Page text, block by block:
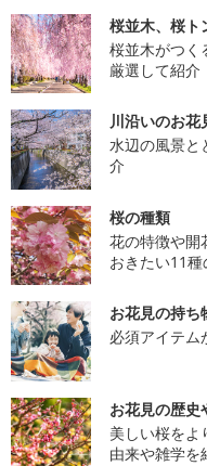
桜並木、桜ト
桜並木がつく
厳選して紹介
川沿いのお
水辺の風景と
介
桜の種類
花の特徴や開
おきたい11
お花見の持ち
必須アイテム
お花見の歴史
美しい桜をよ
由来や雑学を